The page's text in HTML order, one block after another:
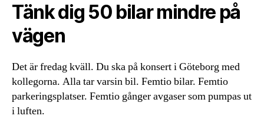
Tänk dig 50 bilar mindre på
vägen
Det är fredag kväll. Du ska på konsert i Göteborg med
kollegorna. Alla tar varsin bil. Femtio bilar. Femtio
parkeringsplatser. Femtio gånger avgaser som pumpas ut
i luften.